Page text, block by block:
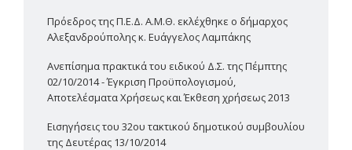
Πρόεδρος της Π.Ε.Δ. Α.Μ.Θ. εκλέχθηκε ο δήμαρχος
Αλεξανδρούπολης κ. Ευάγγελος Λαμπάκης
Ανεπίσημα πρακτικά του ειδικού Δ.Σ. της Πέμπτης
02/10/2014 - Έγκριση Προϋπολογισμού,
Αποτελέσματα Χρήσεως και Έκθεση χρήσεως 2013
Εισηγήσεις του 32ου τακτικού δημοτικού συμβουλίου
της Δευτέρας 13/10/2014